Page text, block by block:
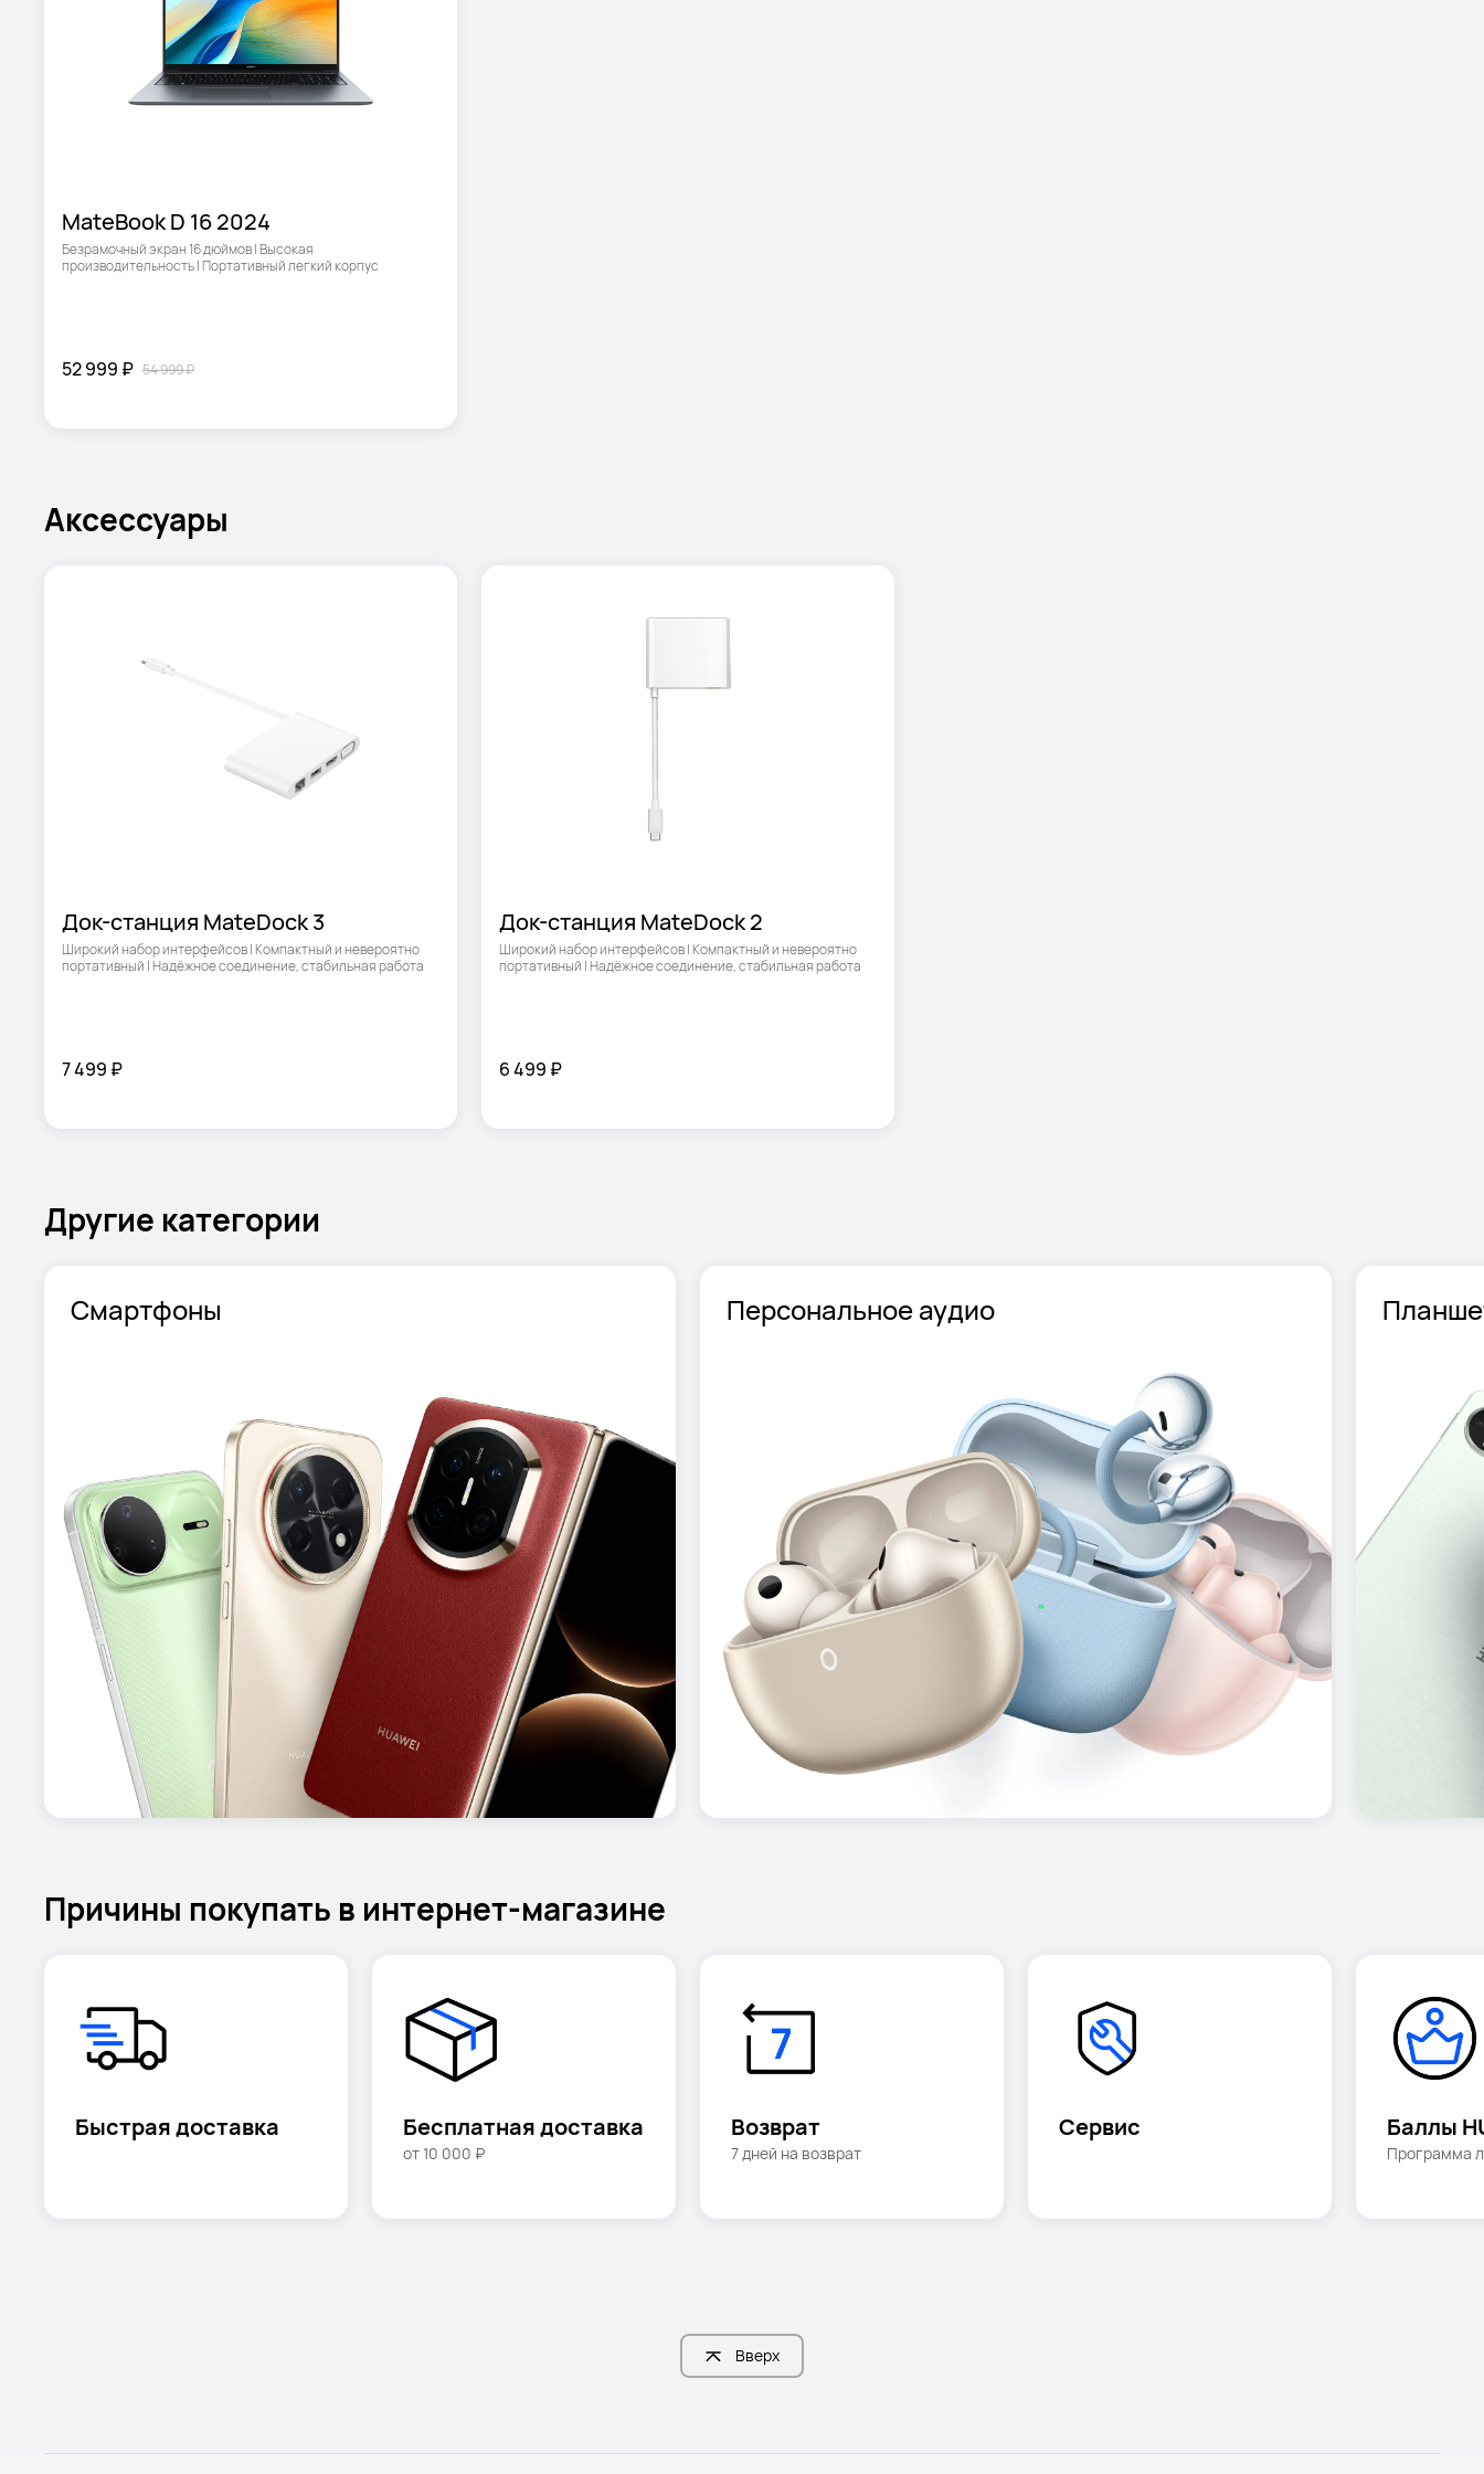
MateBook D 16 2024
Безрамочный экран 16 дюймов | Высокая
производительность | Портативный легкий корпус
52 999 ₽ 54 999 ₽
Аксессуары
Док-станция MateDock 3
Широкий набор интерфейсов | Компактный и невероятно
портативный | Надёжное соединение, стабильная работа
7 499 ₽
Док-станция MateDock 2
Широкий набор интерфейсов | Компактный и невероятно
портативный | Надёжное соединение, стабильная работа
6 499 ₽
Другие категории
Смартфоны Персональное аудио
Причины покупать в интернет-магазине
Быстрая доставка Бесплатная доставка
от 10 000 ₽ 7 дней на возврат
Сервис Баллы
Программа
Вверх